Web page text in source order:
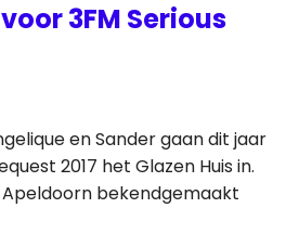
3FM Serious
en Sander gaan dit jaar
2017 het Glazen Huis in.
Apeldoorn bekendgemaakt